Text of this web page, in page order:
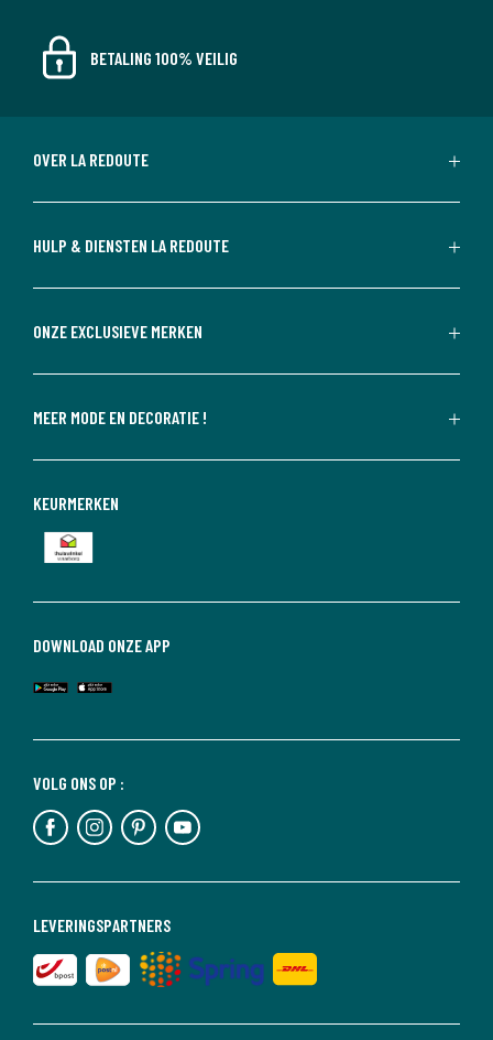
BETALING 100% VEILIG
OVER LA REDOUTE
HULP & DIENSTEN LA REDOUTE
ONZE EXCLUSIEVE MERKEN
MEER MODE EN DECORATIE !
LEVERINGSPARTNERS
VOLG ONS OP :
DOWNLOAD ONZE APP
KEURMERKEN